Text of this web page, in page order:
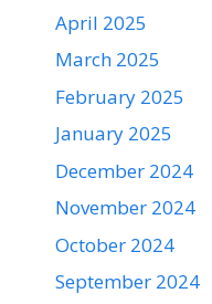
April 2025
March 2025
February 2025
January 2025
December 2024
November 2024
October 2024
September 2024